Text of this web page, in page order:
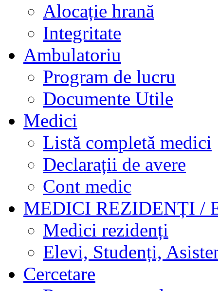
Alocație hrană
Integritate
Ambulatoriu
Program de lucru
Documente Utile
Medici
Listă completă medici
Declarații de avere
Cont medic
MEDICI REZIDENȚI /
Medici rezidenți
Elevi, Studenți,
Cercetare